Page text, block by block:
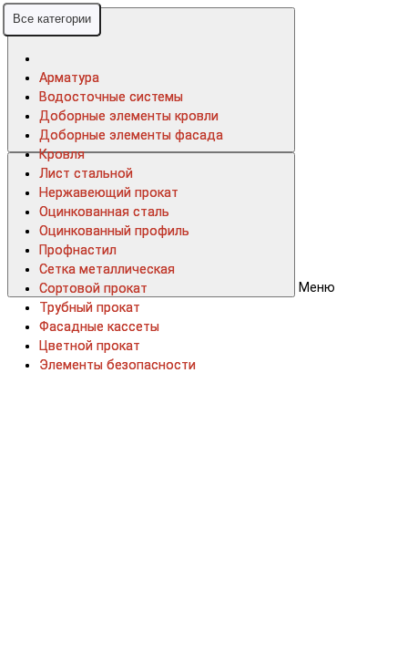
Меню
Все категории
Арматура
Водосточные системы
Доборные элементы кровли
Доборные элементы фасада
Кровля
Лист стальной
Нержавеющий прокат
Оцинкованная сталь
Оцинкованный профиль
Профнастил
Сетка металлическая
Сортовой прокат
Трубный прокат
Фасадные кассеты
Цветной прокат
Элементы безопасности
Все категории
Арматура
Водосточные системы
Доборные элементы кровли
Доборные элементы фасада
Кровля
Лист стальной
Нержавеющий прокат
Оцинкованная сталь
Оцинкованный профиль
Профнастил
Сетка металлическая
Сортовой прокат
Трубный прокат
Фасадные кассеты
Цветной прокат
Элементы безопасности